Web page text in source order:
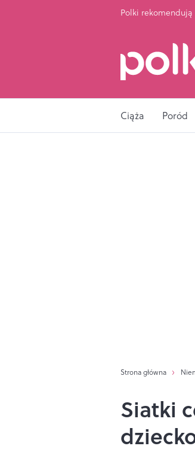
Polki rekomendują
Ciąża Poród
Strona główna
Siatki